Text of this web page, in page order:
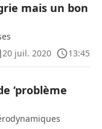
mais un bon
20 juil. 2020
13:45
‘problème